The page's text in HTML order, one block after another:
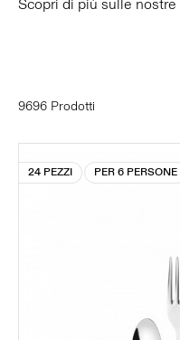
Scopri di più sulle nostre
9696 Prodotti
24 PEZZI PER 6 PERSONE